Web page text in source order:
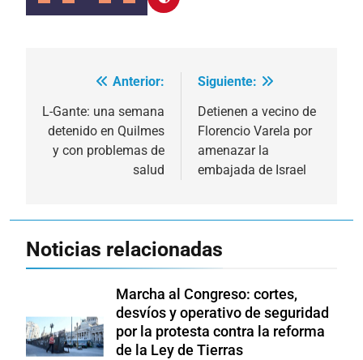
Navegación
de
entradas
Anterior:
L-Gante: una semana
detenido en Quilmes
y con problemas de
salud
Siguiente:
Detienen a vecino de
Florencio Varela por
amenazar la
embajada de Israel
Noticias relacionadas
Marcha al Congreso: cortes,
desvíos y operativo de seguridad
por la protesta contra la reforma
de la Ley de Tierras